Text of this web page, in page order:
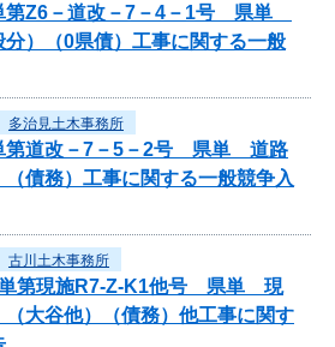
第Z6－道改－7－4－1号 県単
）（0県債）工事に関する一般
多治見土木事務所
第道改－7－5－2号 県単 道路
債務）工事に関する一般競争入
古川土木事務所
単第現施R7-Z-K1他号 県単 現
大谷他）（債務）他工事に関す